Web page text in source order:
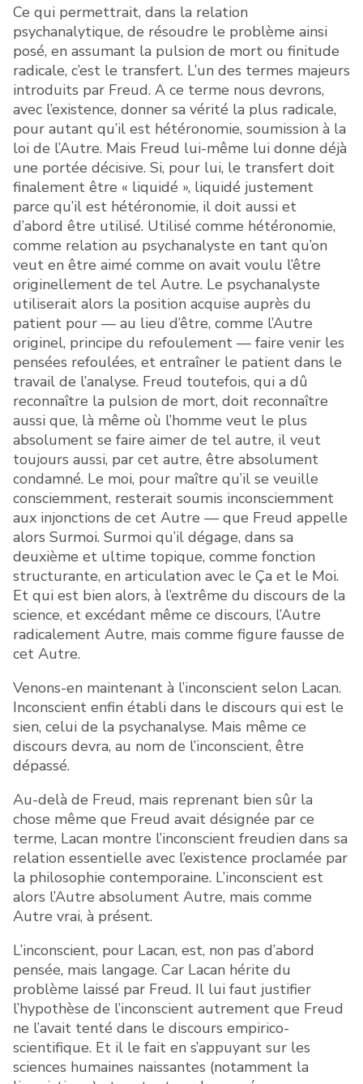
Ce qui permettrait, dans la relation
psychanalytique, de résoudre le problème ainsi
posé, en assumant la pulsion de mort ou finitude
radicale, c’est le transfert. L’un des termes majeurs
introduits par Freud. A ce terme nous devrons,
avec l’existence, donner sa vérité la plus radicale,
pour autant qu’il est hétéronomie, soumission à la
loi de l’Autre. Mais Freud lui-même lui donne déjà
une portée décisive. Si, pour lui, le transfert doit
finalement être « liquidé », liquidé justement
parce qu’il est hétéronomie, il doit aussi et
d’abord être utilisé. Utilisé comme hétéronomie,
comme relation au psychanalyste en tant qu’on
veut en être aimé comme on avait voulu l’être
originellement de tel Autre. Le psychanalyste
utiliserait alors la position acquise auprès du
patient pour — au lieu d’être, comme l’Autre
originel, principe du refoulement — faire venir les
pensées refoulées, et entraîner le patient dans le
travail de l’analyse. Freud toutefois, qui a dû
reconnaître la pulsion de mort, doit reconnaître
aussi que, là même où l’homme veut le plus
absolument se faire aimer de tel autre, il veut
toujours aussi, par cet autre, être absolument
condamné. Le moi, pour maître qu’il se veuille
consciemment, resterait soumis inconsciemment
aux injonctions de cet Autre — que Freud appelle
alors Surmoi. Surmoi qu’il dégage, dans sa
deuxième et ultime topique, comme fonction
structurante, en articulation avec le Ça et le Moi.
Et qui est bien alors, à l’extrême du discours de la
science, et excédant même ce discours, l’Autre
radicalement Autre, mais comme figure fausse de
cet Autre.
Venons-en maintenant à l’inconscient selon Lacan.
Inconscient enfin établi dans le discours qui est le
sien, celui de la psychanalyse. Mais même ce
discours devra, au nom de l’inconscient, être
dépassé.
Au-delà de Freud, mais reprenant bien sûr la
chose même que Freud avait désignée par ce
terme, Lacan montre l’inconscient freudien dans sa
relation essentielle avec l’existence proclamée par
la philosophie contemporaine. L’inconscient est
alors l’Autre absolument Autre, mais comme
Autre vrai, à présent.
L’inconscient, pour Lacan, est, non pas d’abord
pensée, mais langage. Car Lacan hérite du
problème laissé par Freud. Il lui faut justifier
l’hypothèse de l’inconscient autrement que Freud
ne l’avait tenté dans le discours empirico-
scientifique. Et il le fait en s’appuyant sur les
sciences humaines naissantes (notamment la